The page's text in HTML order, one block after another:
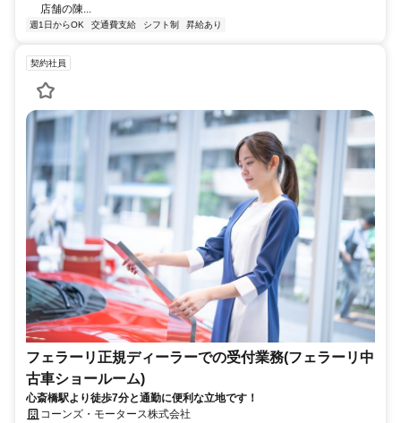
店舗の陳...
週1日からOK 交通費支給 シフト制 昇給あり
契約社員
フェラーリ正規ディーラーでの受付業務(フェラーリ中
古車ショールーム)
心斎橋駅より徒歩7分と通勤に便利な立地です！
コーンズ・モータース株式会社